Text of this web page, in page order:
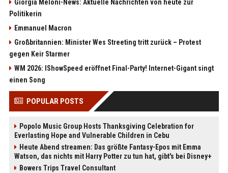
Giorgia Meloni-News: Aktuelle Nachrichten von heute zur
Politikerin
Emmanuel Macron
Großbritannien: Minister Wes Streeting tritt zurück – Protest
gegen Keir Starmer
WM 2026: IShowSpeed eröffnet Final-Party! Internet-Gigant singt
einen Song
POPULAR POSTS
Popolo Music Group Hosts Thanksgiving Celebration for
Everlasting Hope and Vulnerable Children in Cebu
Heute Abend streamen: Das größte Fantasy-Epos mit Emma
Watson, das nichts mit Harry Potter zu tun hat, gibt's bei Disney+
Bowers Trips Travel Consultant